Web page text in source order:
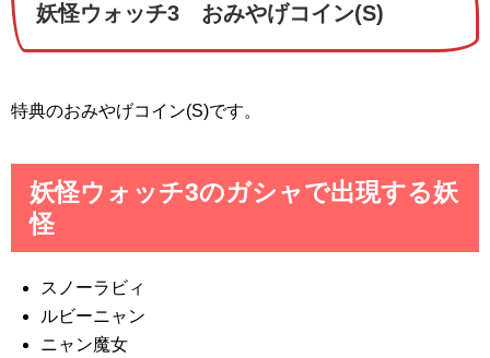
妖怪ウォッチ3 おみやげコイン(S)
特典のおみやげコイン(S)です。
妖怪ウォッチ3のガシャで出現する妖
怪
スノーラビィ
ルビーニャン
ニャン魔女